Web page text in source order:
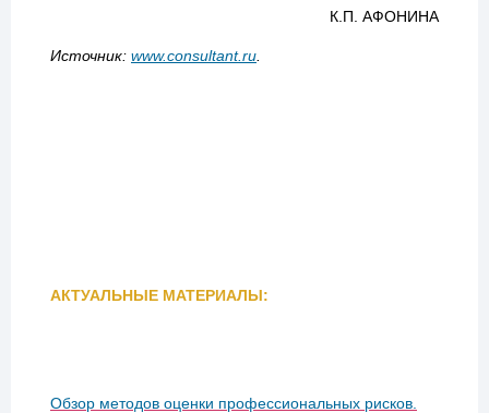
К.П. АФОНИНА
Источник: www.consultant.ru
АКТУАЛЬНЫЕ МАТЕРИАЛЫ:
Обзор методов оценки профессиональных рисков.